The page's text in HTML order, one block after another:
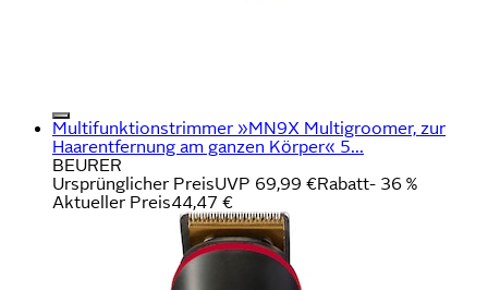
Multifunktionstrimmer »MN9X Multigroomer, zur
Haarentfernung am ganzen Körper« 5...
BEURER
Ursprünglicher PreisUVP 69,99 €Rabatt- 36 %
Aktueller Preis44,47 €